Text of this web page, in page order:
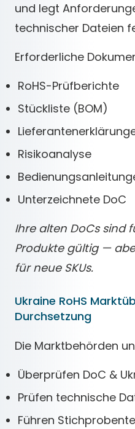
und legt
technischer Dateien
Erforderliche
RoHS-Prüfberichte
Stückliste (BOM)
Risikoanalyse
Unterzeichnete DoC
Ihre alten DoCs sind
Produkte gültig —
für neue SKUs.
Ukraine RoHS
Durchsetzung
Die Marktbehörden
Überprüfen DoC &
Prüfen technische
Führen